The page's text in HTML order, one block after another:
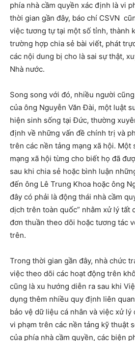
phía nhà cầm quyền xác định là vi
thời gian gần đây, báo chí CSVN
việc tương tự tại một số tỉnh, thành
trường hợp chia sẻ bài viết, phát
các nội dung bị cho là sai sự thật,
Nhà nước.
Song song với đó, nhiều người
của ông Nguyễn Văn Đài, một luật
hiện sinh sống tại Đức, thường
định về những vấn đề chính trị và
trên các nền tảng mạng xã hội. Một
mạng xã hội từng cho biết họ đã
sau khi chia sẻ hoặc bình luận
đến ông Lê Trung Khoa hoặc ông
đây có phải là động thái nhà cầm
dịch trên toàn quốc” nhằm xử lý tất
đơn thuần theo dõi hoặc tương tác
trên.
Trong thời gian gần đây, nhà chức
việc theo dõi các hoạt động trên
cũng là xu hướng diễn ra sau khi
dụng thêm nhiều quy định liên
bảo vệ dữ liệu cá nhân và việc xử lý
vi phạm trên các nền tảng kỹ thuật
của phía nhà cầm quyền, các biện